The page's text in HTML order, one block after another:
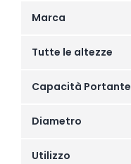
Marca
Tutte le altezze
Capacità Portante
Diametro
Utilizzo